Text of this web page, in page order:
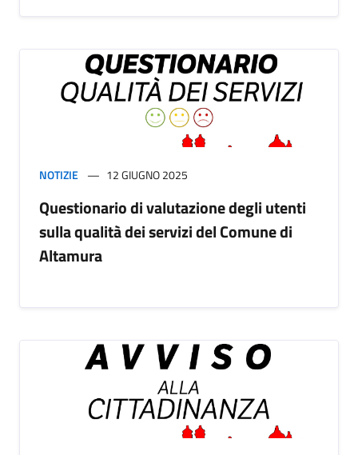
NOTIZIE 12 GIUGNO 2025
Questionario di valutazione degli utenti
sulla qualità dei servizi del Comune di
Altamura